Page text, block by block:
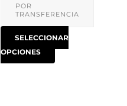
POR
TRANSFERENCIA
SELECCIONAR
OPCIONES